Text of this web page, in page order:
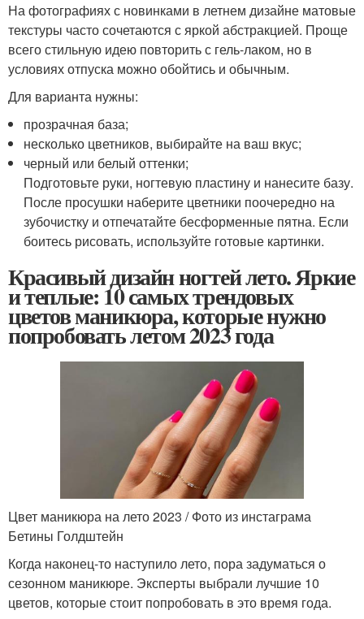
На фотографиях с новинками в летнем дизайне матовые
текстуры часто сочетаются с яркой абстракцией. Проще
всего стильную идею повторить с гель-лаком, но в
условиях отпуска можно обойтись и обычным.
Для варианта нужны:
прозрачная база;
несколько цветников, выбирайте на ваш вкус;
черный или белый оттенки;
Подготовьте руки, ногтевую пластину и нанесите базу.
После просушки наберите цветники поочередно на
зубочистку и отпечатайте бесформенные пятна. Если
боитесь рисовать, используйте готовые картинки.
Красивый дизайн ногтей лето. Яркие
и теплые: 10 самых трендовых
цветов маникюра, которые нужно
попробовать летом 2023 года
Цвет маникюра на лето 2023 / Фото из инстаграма
Бетины Голдштейн
Когда наконец-то наступило лето, пора задуматься о
сезонном маникюре. Эксперты выбрали лучшие 10
цветов, которые стоит попробовать в это время года.